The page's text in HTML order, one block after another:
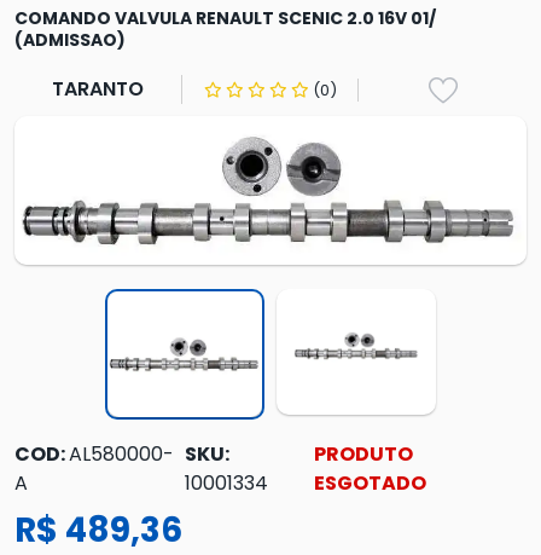
COMANDO VALVULA RENAULT SCENIC 2.0 16V 01/
(ADMISSAO)
TARANTO (0)
COD:AL580000-
A
SKU:
10001334
PRODUTO
ESGOTADO
R$ 489,36